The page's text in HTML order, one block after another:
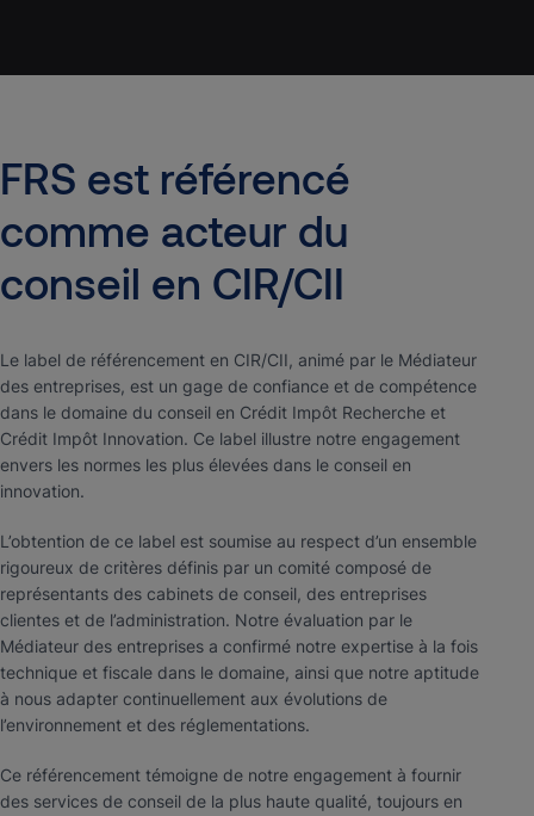
FRS est référencé
comme acteur du
conseil en CIR/CII
Le label de référencement en CIR/CII, animé par le Médiateur
des entreprises, est un gage de confiance et de compétence
dans le domaine du conseil en Crédit Impôt Recherche et
Crédit Impôt Innovation. Ce label illustre notre engagement
envers les normes les plus élevées dans le conseil en
innovation.
L’obtention de ce label est soumise au respect d’un ensemble
rigoureux de critères définis par un comité composé de
représentants des cabinets de conseil, des entreprises
clientes et de l’administration. Notre évaluation par le
Médiateur des entreprises a confirmé notre expertise à la fois
technique et fiscale dans le domaine, ainsi que notre aptitude
à nous adapter continuellement aux évolutions de
l’environnement et des réglementations.
Ce référencement témoigne de notre engagement à fournir
des services de conseil de la plus haute qualité, toujours en